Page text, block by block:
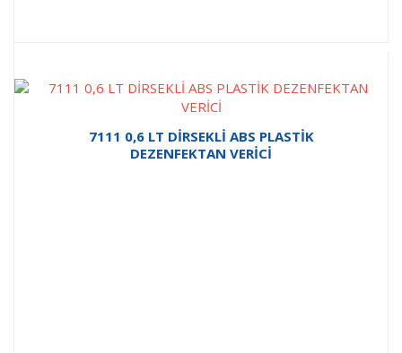
7111 0,6 LT DİRSEKLİ ABS PLASTİK
DEZENFEKTAN VERİCİ